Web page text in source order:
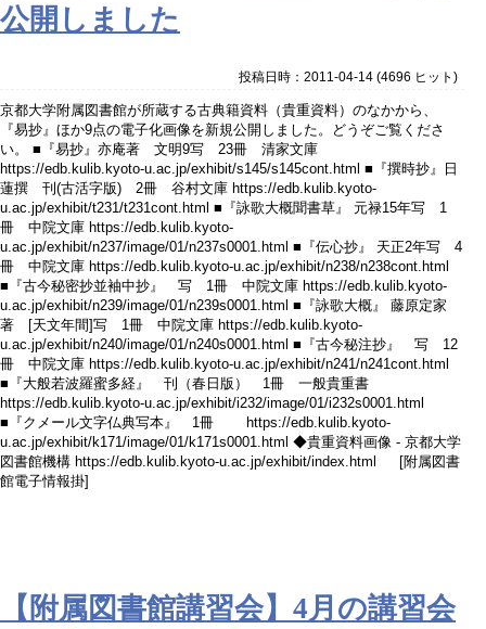
公開しました
投稿日時：2011-04-14(4696 ヒット )
京都大学附属図書館が所蔵する古典籍資料（貴重資料）のなかから、
『易抄』ほか9点の電子化画像を新規公開しました。どうぞご覧くださ
い。 ■『易抄』亦庵著 文明9写 23冊 清家文庫
https://edb.kulib.kyoto-u.ac.jp/exhibit/s145/s145cont.html ■『撰時抄』日
蓮撰 刊(古活字版) 2冊 谷村文庫 https://edb.kulib.kyoto-
u.ac.jp/exhibit/t231/t231cont.html ■『詠歌大概聞書草』 元禄15年写 1
冊 中院文庫 https://edb.kulib.kyoto-
u.ac.jp/exhibit/n237/image/01/n237s0001.html ■『伝心抄』 天正2年写 4
冊 中院文庫 https://edb.kulib.kyoto-u.ac.jp/exhibit/n238/n238cont.html
■『古今秘密抄並袖中抄』 写 1冊 中院文庫 https://edb.kulib.kyoto-
u.ac.jp/exhibit/n239/image/01/n239s0001.html ■『詠歌大概』 藤原定家
著 [天文年間]写 1冊 中院文庫 https://edb.kulib.kyoto-
u.ac.jp/exhibit/n240/image/01/n240s0001.html ■『古今秘注抄』 写 12
冊 中院文庫 https://edb.kulib.kyoto-u.ac.jp/exhibit/n241/n241cont.html
■『大般若波羅蜜多経』 刊（春日版） 1冊 一般貴重書
https://edb.kulib.kyoto-u.ac.jp/exhibit/i232/image/01/i232s0001.html
■『クメール文字仏典写本』 1冊 https://edb.kulib.kyoto-
u.ac.jp/exhibit/k171/image/01/k171s0001.html ◆貴重資料画像 - 京都大学
図書館機構 https://edb.kulib.kyoto-u.ac.jp/exhibit/index.html [附属図書
館電子情報掛]
【附属図書館講習会】4月の講習会